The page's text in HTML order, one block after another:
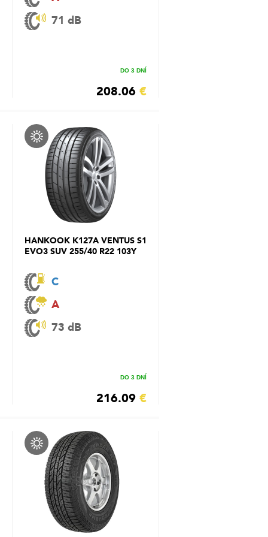
71 dB
DO 3 DNÍ
208.06 €
HANKOOK K127A VENTUS S1
EVO3 SUV 255/40 R22 103Y
C
A
73 dB
DO 3 DNÍ
216.09 €